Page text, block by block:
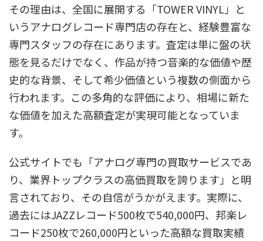
その理由は、全国に展開する「TOWER VINYL」と
いうアナログレコード専門店の存在と、経験豊富な
専門スタッフの存在にあります。査定は単に盤の状
態を見るだけでなく、作品が持つ音楽的な価値や歴
史的な背景、そして希少価値という複数の側面から
行われます。この多角的な評価により、相場に新た
な価値を加えた高額査定が実現可能となっていま
す。
公式サイトでも「アナログ専門の買取サービスであ
り、業界トップクラスの高価買取を誇ります」と明
言されており、その自信がうかがえます。実際に、
過去にはJAZZレコード500枚で540,000円、邦楽レ
コード250枚で260,000円といった高額な買取実績